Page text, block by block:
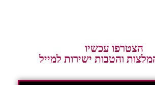
הצטרפו עכשיו
והטבות ישירות למייל